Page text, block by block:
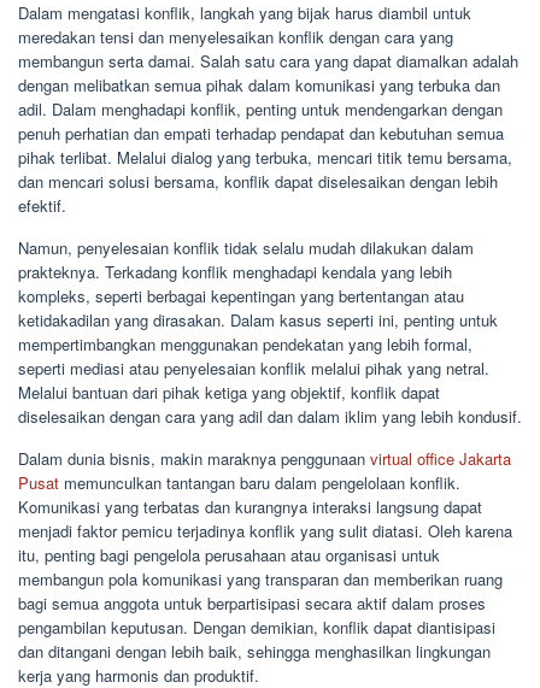
Dalam mengatasi konflik, langkah yang bijak harus diambil untuk
meredakan tensi dan menyelesaikan konflik dengan cara yang
membangun serta damai. Salah satu cara yang dapat diamalkan adalah
dengan melibatkan semua pihak dalam komunikasi yang terbuka dan
adil. Dalam menghadapi konflik, penting untuk mendengarkan dengan
penuh perhatian dan empati terhadap pendapat dan kebutuhan semua
pihak terlibat. Melalui dialog yang terbuka, mencari titik temu bersama,
dan mencari solusi bersama, konflik dapat diselesaikan dengan lebih
efektif.
Namun, penyelesaian konflik tidak selalu mudah dilakukan dalam
prakteknya. Terkadang konflik menghadapi kendala yang lebih
kompleks, seperti berbagai kepentingan yang bertentangan atau
ketidakadilan yang dirasakan. Dalam kasus seperti ini, penting untuk
mempertimbangkan menggunakan pendekatan yang lebih formal,
seperti mediasi atau penyelesaian konflik melalui pihak yang netral.
Melalui bantuan dari pihak ketiga yang objektif, konflik dapat
diselesaikan dengan cara yang adil dan dalam iklim yang lebih kondusif.
Dalam dunia bisnis, makin maraknya penggunaan virtual office Jakarta
Pusat memunculkan tantangan baru dalam pengelolaan konflik.
Komunikasi yang terbatas dan kurangnya interaksi langsung dapat
menjadi faktor pemicu terjadinya konflik yang sulit diatasi. Oleh karena
itu, penting bagi pengelola perusahaan atau organisasi untuk
membangun pola komunikasi yang transparan dan memberikan ruang
bagi semua anggota untuk berpartisipasi secara aktif dalam proses
pengambilan keputusan. Dengan demikian, konflik dapat diantisipasi
dan ditangani dengan lebih baik, sehingga menghasilkan lingkungan
kerja yang harmonis dan produktif.